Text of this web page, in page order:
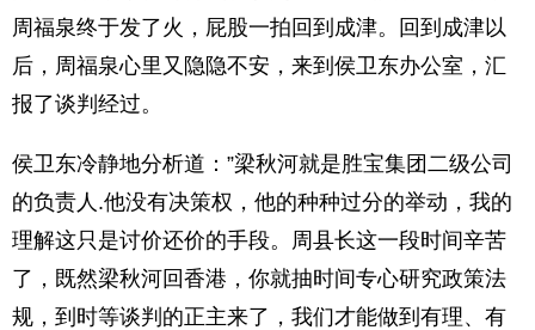
周福泉终于发了火，屁股一拍回到成津。回到成津以
后，周福泉心里又隐隐不安，来到侯卫东办公室，汇
报了谈判经过。
侯卫东冷静地分析道：”梁秋河就是胜宝集团二级公司
的负责人.他没有决策权，他的种种过分的举动，我的
理解这只是讨价还价的手段。周县长这一段时间辛苦
了，既然梁秋河回香港，你就抽时间专心研究政策法
规，到时等谈判的正主来了，我们才能做到有理、有